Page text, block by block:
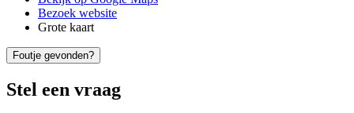
Bezoek website
Grote kaart
Foutje gevonden?
Stel een vraag